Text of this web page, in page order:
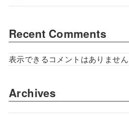
Recent Comments
表示できるコメントはありません
Archives